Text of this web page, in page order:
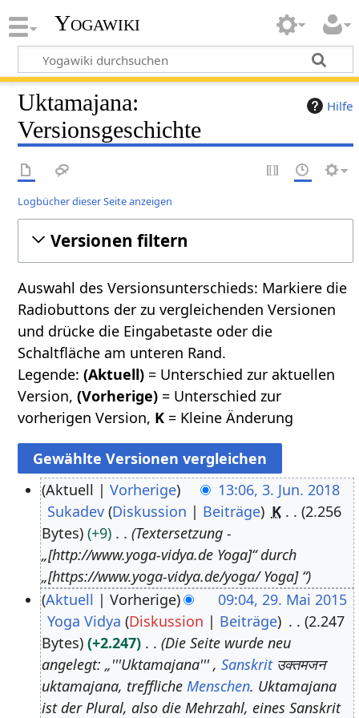
Yogawiki
Hilfe
Uktamajana:
Versionsgeschichte
Logbücher dieser Seite anzeigen
Versionen filtern
Auswahl des Versionsunterschieds: Markiere die
Radiobuttons der zu vergleichenden Versionen
und drücke die Eingabetaste oder die
Schaltfläche am unteren Rand.
Legende:(Aktuell) = Unterschied zur aktuellen
Version,(Vorherige) = Unterschied zur
vorherigen Version, K = Kleine Änderung
n
Aktuell Vorherige
13:06, 3. Jun. 2018
Sukadev Diskussion Beiträge K
2.256
Bytes
+9
Textersetzung -
„[http://www.yoga-vidya.de Yoga]“ durch
„[https://www.yoga-vidya.de/yoga/ Yoga] “
Aktuell Vorherige
09:04, 29. Mai 2015
Yoga Vidya Diskussion Beiträge
2.247
Bytes
+2.247
Die Seite wurde neu
angelegt: „'''Uktamajana''' , Sanskritउक्तमजन
uktamajana, treffliche Menschen. Uktamajana
ist der Plural, also die Mehrzahl, eines Sanskrit